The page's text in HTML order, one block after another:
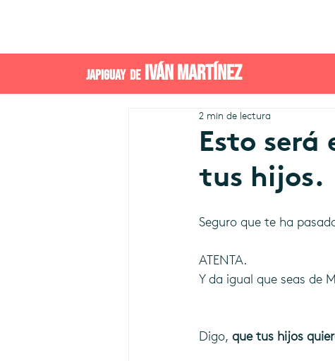
JAPIGUAY DE IVÁN MARTÍNEZ
Esto será
tus hijos.
2 min de lectura
Seguro que te ha
ATENTA.
Y da igual que seas de
Digo, que tus hijos